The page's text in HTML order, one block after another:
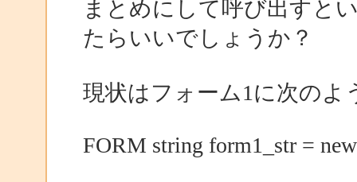
まとめにして呼び出すと
たらいいでしょうか？
現状はフォーム1に次のよ
FORM string form1_str =